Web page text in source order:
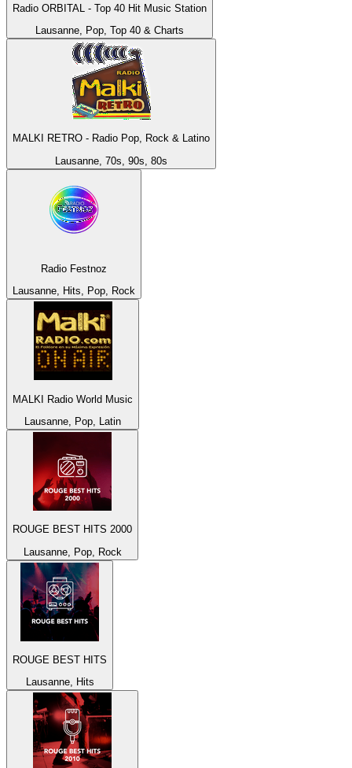
Radio ORBITAL - Top 40 Hit Music Station
Lausanne, Pop, Top 40 & Charts
MALKI RETRO - Radio Pop, Rock & Latino
Lausanne, 70s, 90s, 80s
Radio Festnoz
Lausanne, Hits, Pop, Rock
MALKI Radio World Music
Lausanne, Pop, Latin
ROUGE BEST HITS 2000
Lausanne, Pop, Rock
ROUGE BEST HITS
Lausanne, Hits